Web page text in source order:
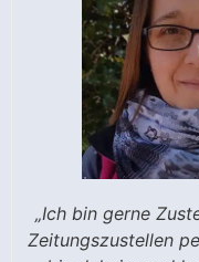
Frau Paula Burger
die Bewegung
„Ich bin gerne
Zeitungszustellen
„Ich bin gerne
ich mit dem Hund